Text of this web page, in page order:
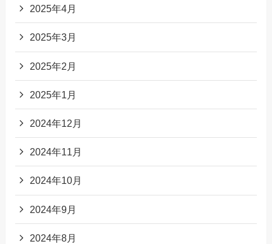
2025年4月
2025年3月
2025年2月
2025年1月
2024年12月
2024年11月
2024年10月
2024年9月
2024年8月